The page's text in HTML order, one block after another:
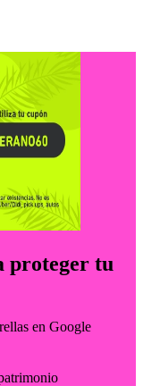
proteger tu
en Google